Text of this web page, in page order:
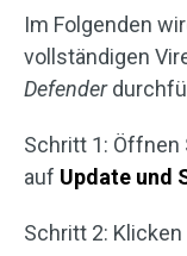
Im Folgenden
vollständigen
Defender
Schritt 1: Öffnen
auf Update und
Schritt 2: Klicken